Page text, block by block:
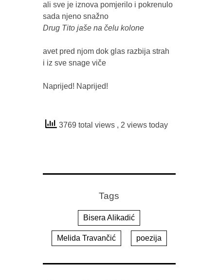
ali sve je iznova pomjerilo i pokrenulo
avet pred njom dok glas razbija strah
i iz sve snage viče
Naprijed! Naprijed!
3769 total views , 2 views today
Tags
Bisera Alikadić
Melida Travančić poezija